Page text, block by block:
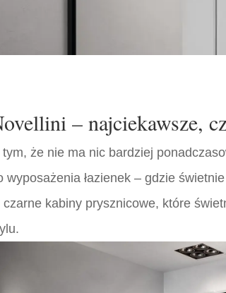
– najciekawsze,
tym, że nie ma nic bardziej
wyposażenia łazienek – gdzie
czarne kabiny prysznicowe, które